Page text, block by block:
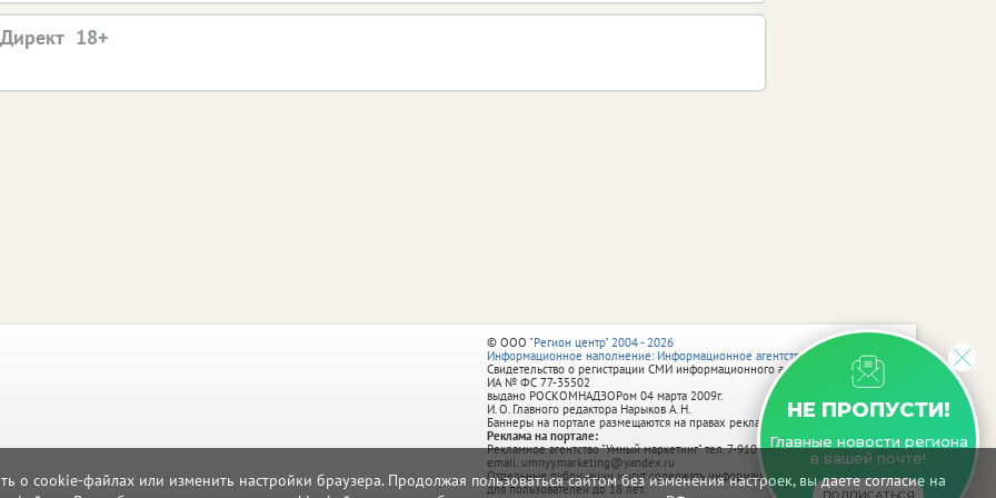
о cookie-файлах или изменить настройки браузера. Продолжая пользоваться сайтом без изменения настроек, вы даете согласие на
НЕ ПРОПУСТИ!
Главные новости региона
в вашей почте!
© ООО "Регион центр" 2004 - 2026
Информационное наполнение: Информационное агентство vRossii.ru
Свидетельство о регистрации СМИ информационного агентства vRossii.ru
ИА № ФС 77‑35502
выдано РОСКОМНАДЗОРом 04 марта 2009г.
И. О. Главного редактора Нарыков А. Н.
Баннеры на портале размещаются на правах рекламы.
Реклама на портале:
Рекламное агентство "Умный маркетинг" тел. 7-910-267-70-40,
email: umnyy.marketing@yandex.ru
Отдельные публикации могут содержать информацию, не предназначенную
для пользователей до 18 лет.